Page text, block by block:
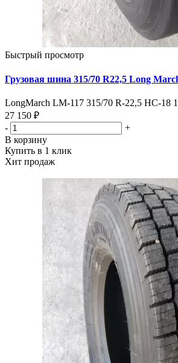
Быстрый просмотр
Грузовая шина 315/70 R22,5 Long
LongMarch LM-117 315/70 R-22,5 НС-18
27 150 ₽
-
+
В корзину
Купить в 1 клик
Хит продаж